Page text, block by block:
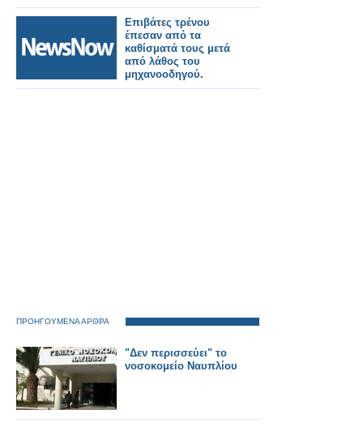
Επιβάτες τρένου
έπεσαν από τα
καθίσματά τους μετά
από λάθος του
μηχανοοδηγού.
ΠΡΟΗΓΟΥΜΕΝΑ ΑΡΘΡΑ
"Δεν περισσεύει" το
νοσοκομείο Ναυπλίου